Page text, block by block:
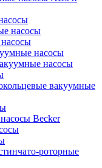
насосы
насосы
насосы
вакуумные
Becker
роторные